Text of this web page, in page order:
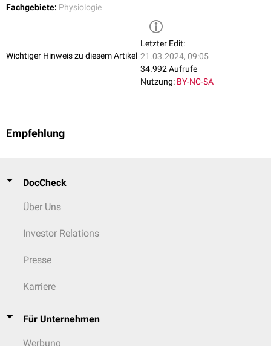
Fachgebiete: Physiologie
Wichtiger Hinweis zu diesem Artikel
Letzter Edit:
21.03.2024, 09:05
34.992 Aufrufe
Nutzung: BY-NC-SA
Empfehlung
DocCheck
Über Uns
Investor Relations
Presse
Karriere
Für Unternehmen
Werbung